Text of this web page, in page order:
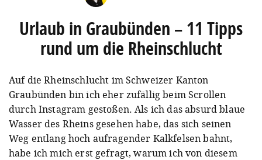
Urlaub in Graubünden – 11 Tipps
rund um die Rheinschlucht
Auf die Rheinschlucht im Schweizer Kanton
Graubünden bin ich eher zufällig beim Scrollen
durch Instagram gestoßen. Als ich das absurd blaue
Wasser des Rheins gesehen habe, das sich seinen
Weg entlang hoch aufragender Kalkfelsen bahnt,
habe ich mich erst gefragt, warum ich von diesem